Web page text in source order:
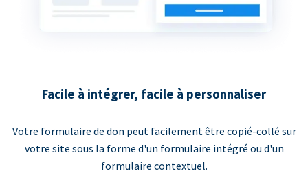
Facile à intégrer, facile à personnaliser
Votre formulaire de don peut facilement être copié-collé sur
votre site sous la forme d'un formulaire intégré ou d'un
formulaire contextuel.